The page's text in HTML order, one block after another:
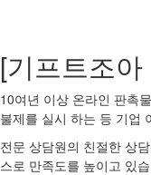
[기프트조
10여년 이상 온라인 판촉
불제를 실시 하는 등 기업
전문 상담원의 친절한 상
스로 만족도를 높이고 있